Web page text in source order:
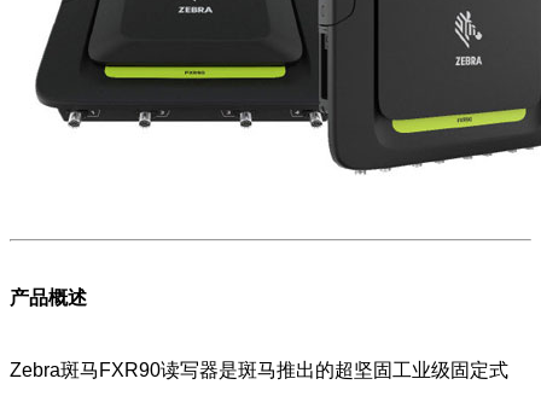
产品概述
Zebra斑马FXR90读写器是斑马推出的超坚固工业级固定式